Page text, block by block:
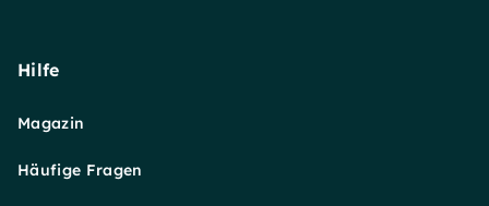
Hilfe
Magazin
Häufige Fragen